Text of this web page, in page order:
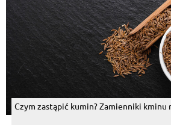
Czym zastąpić kumin? Zamienniki kminu